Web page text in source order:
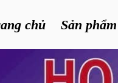
chủ Sản phẩm